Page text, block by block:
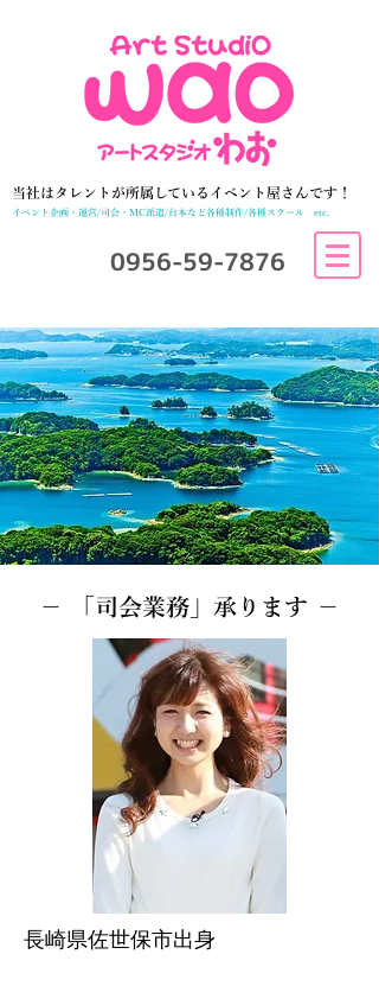
当社はタレントが所属しているイベント屋さんです！
イベント企画・運営/司会・MC派遣/台本など各種制作/各種スクール etc．
​0956-59-7876
－ 「司会業務」承ります －
長崎県佐世保市出身